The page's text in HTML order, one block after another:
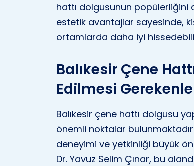
hattı dolgusunun popülerliğini
estetik avantajlar sayesinde,
ortamlarda daha iyi
Balıkesir Çene
Edilmesi
Balıkesir çene hattı dolgusu
önemli noktalar
deneyimi ve yetkinliği büyük
Dr. Yavuz Selim Çınar, bu